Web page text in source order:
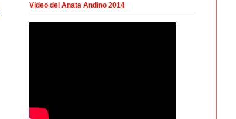
Video del Anata Andino 2014